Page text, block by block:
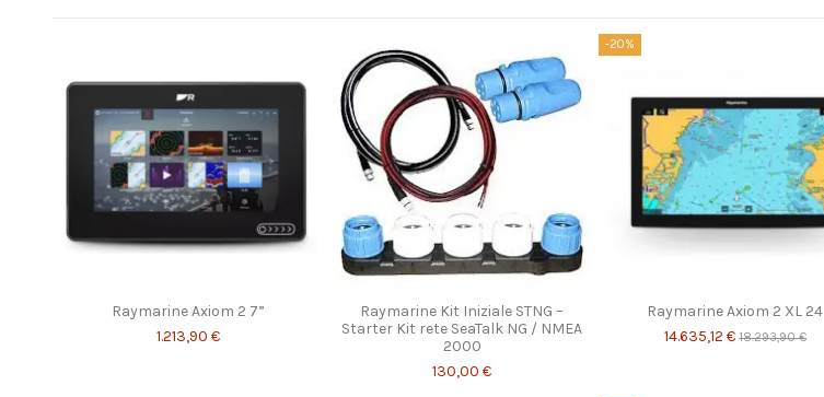
Raymarine Axiom 2 7”
1.213,90 €
Raymarine Kit Iniziale STNG –
Starter Kit rete SeaTalk NG / NMEA
2000
130,00 €
-20%
Raymarine Axiom 2 XL 24
14.635,12 € 18.293,90 €